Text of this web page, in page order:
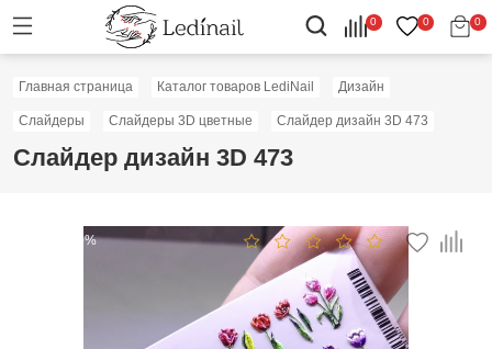
0 0 0
Главная страница Каталог товаров LediNail Дизайн
Слайдеры Слайдеры 3D цветные Слайдер дизайн 3D 473
Слайдер дизайн 3D 473
Скидка: 50%